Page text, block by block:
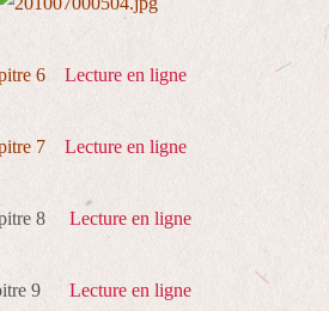
6 Lecture en ligne
7 Lecture en ligne
8 Lecture en ligne
9 Lecture en ligne